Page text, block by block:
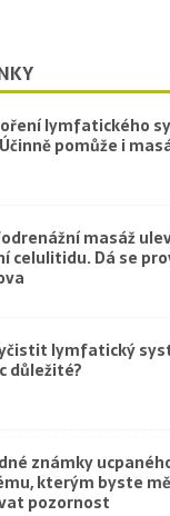
lymfatického
pomůže i
masáž
celulitidu. Dá se
lymfatický
důležité?
známky
kterým byste
pozornost